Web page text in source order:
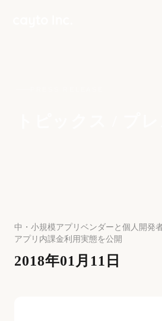
中・小規模アプリベンダーと個人開発
アプリ内課金利用実態を公開
2018年01月11日